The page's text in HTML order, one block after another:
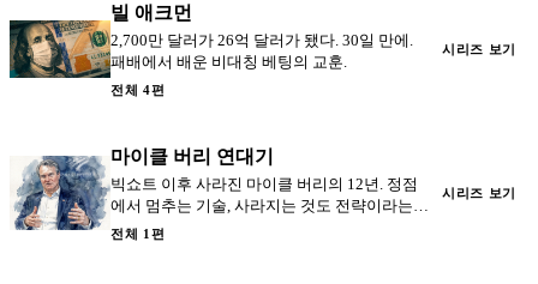
빌 애크먼
2,700만 달러가 26억 달러가 됐다. 30일 만에.
패배에서 배운 비대칭 베팅의 교훈.
전체 4편
시리즈 보기
마이클 버리 연대기
빅쇼트 이후 사라진 마이클 버리의 12년. 정점
에서 멈추는 기술, 사라지는 것도 전략이라는
교훈.
전체 1편
시리즈 보기